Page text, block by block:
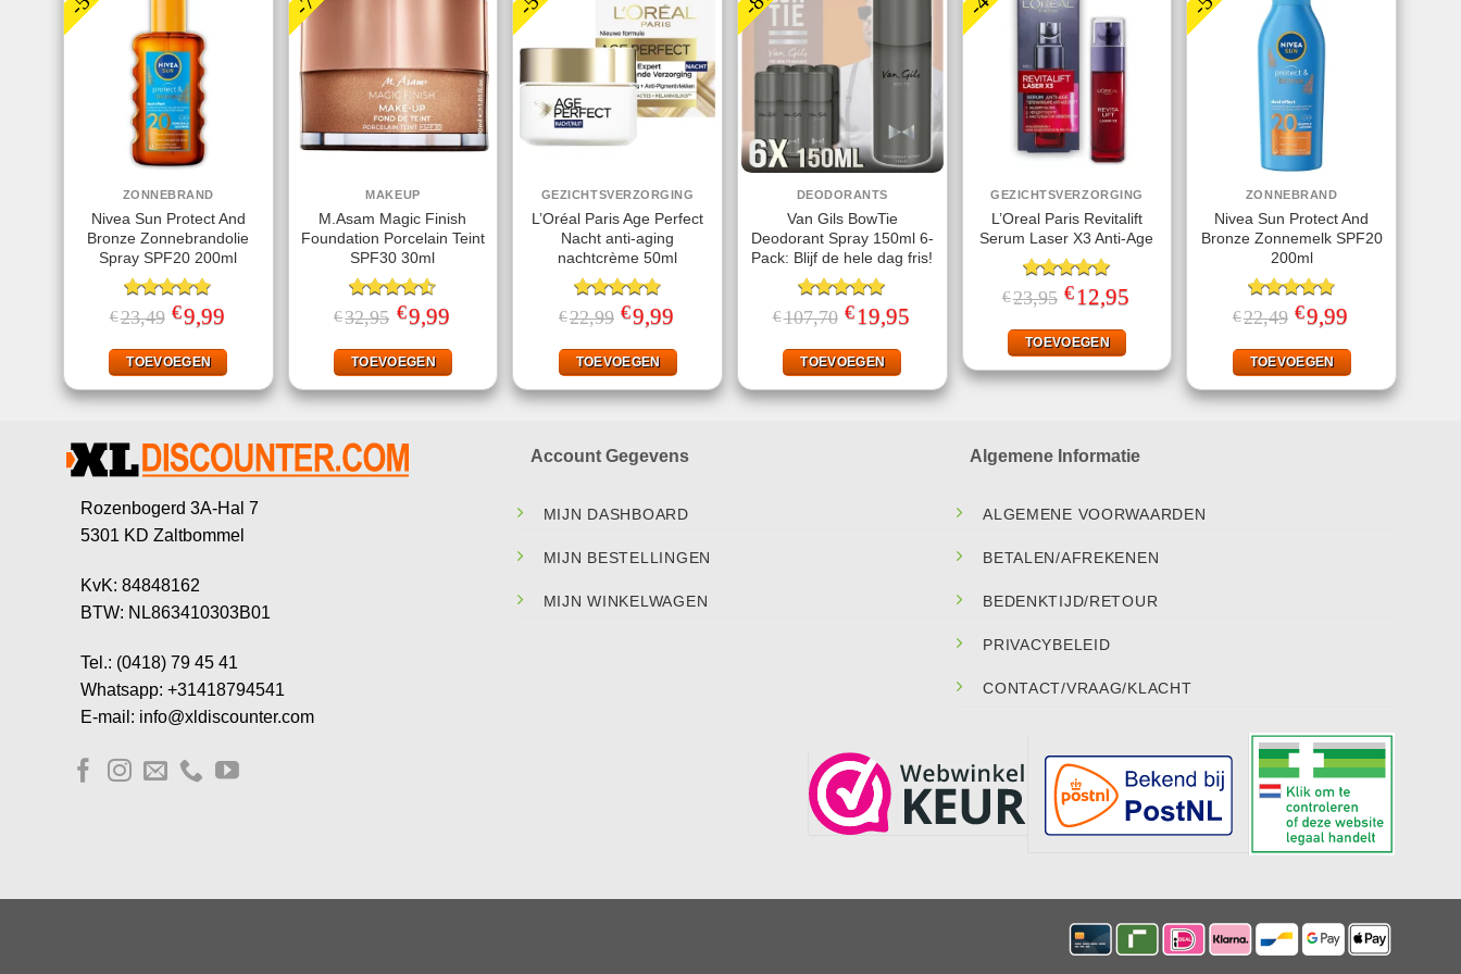
ZONNEBRAND
Nivea Sun Protect And
Bronze Zonnebrandolie
Spray SPF20 200ml
Gewaardeerd
4.78uit 5
€23,49 Oorspronkelijke
prijs
€23,49.
€9,99
€9,99.
TOEVOEGEN
MAKEUP
M.Asam Magic Finish
Foundation Porcelain Teint
SPF30 30ml
Gewaardeerd
4.50uit 5
€32,95 Oorspronkelijke
prijs
€32,95.
€9,99Huidige
€9,99.
TOEVOEGEN
GEZICHTSVERZORGING
L’Oréal Paris Age Perfect
Nacht anti-aging
nachtcrème 50ml
Gewaardeerd
4.75uit 5
€22,99 Oorspronkelijke
prijs
€22,99.
€9,99
€9,99.
TOEVOEGEN
DEODORANTS
Van Gils BowTie
Deodorant Spray 150ml 6-
Pack: Blijf de hele dag fris!
Gewaardeerd
5.00 uit 5
€107,70 Oorspronkelijke
prijs
€107,70.
€ 19,95
TOEVOEGEN
GEZICHTSVERZORGING
L’Oreal Paris Revitalift
Serum Laser X3 Anti-Age
Gewaardeerd
5.00uit 5
€23,95 Oorspronkelijke
prijs
€23,95.
€ 12,95
TOEVOEGEN
ZONNEBRAND
Nivea Sun Protect And
Bronze Zonnemelk SPF20
200ml
Gewaardeerd
4.78uit 5
€22,49 Oorspronkelijke
prijs
€22,49.
€9,99
€9,99.
TOEVOEGEN
Rozenbogerd 3A-Hal 7
5301 KD Zaltbommel
KvK: 84848162
BTW: NL863410303B01
Tel.: (0418) 79 45 41
Whatsapp: +31418794541
E-mail: info@xldiscounter.com
Account Gegevens
MIJN DASHBOARD
MIJN BESTELLINGEN
MIJN WINKELWAGEN
Algemene Informatie
ALGEMENE VOORWAARDEN
BETALEN/AFREKENEN
BEDENKTIJD/RETOUR
PRIVACYBELEID
CONTACT/VRAAG/KLACHT